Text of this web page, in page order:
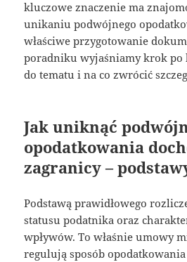
kluczowe znaczenie ma
unikaniu podwójnego
właściwe przygotowanie
poradniku wyjaśniamy krok po
do tematu i na co zwrócić
Jak uniknąć
opodatkowania
zagranicy –
Podstawą prawidłowego
statusu podatnika oraz
wpływów. To właśnie umowy
regulują sposób